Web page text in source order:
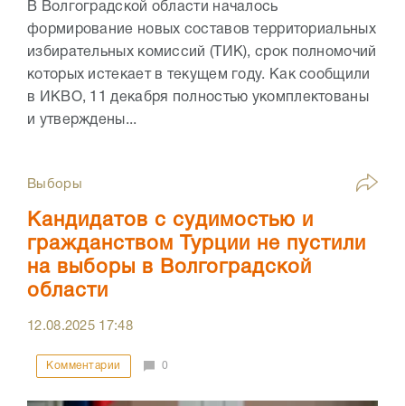
В Волгоградской области началось
формирование новых составов территориальных
избирательных комиссий (ТИК), срок полномочий
которых истекает в текущем году. Как сообщили
в ИКВО, 11 декабря полностью укомплектованы
и утверждены...
Выборы
Кандидатов с судимостью и
гражданством Турции не пустили
на выборы в Волгоградской
области
12.08.2025 17:48
Комментарии 0